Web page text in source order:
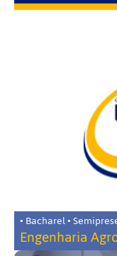
• Bacharel •
Engenharia